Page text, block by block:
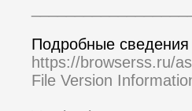
Подробные
https://browserss.ru/
File Version